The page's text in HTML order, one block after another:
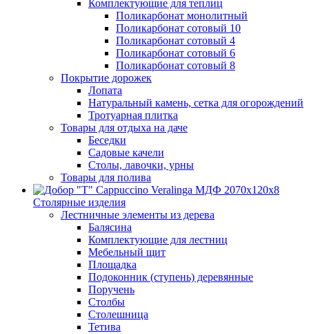
Комплектующие для теплиц
Поликарбонат монолитный
Поликарбонат сотовый 10
Поликарбонат сотовый 4
Поликарбонат сотовый 6
Поликарбонат сотовый 8
Покрытие дорожек
Лопата
Натуральный камень, сетка для огорождений
Тротуарная плитка
Товары для отдыха на даче
Беседки
Садовые качели
Столы, лавочки, урны
Товары для полива
Столярные изделия
Лестничные элементы из дерева
Балясина
Комплектующие для лестниц
Мебельный щит
Площадка
Подоконник (ступень) деревянные
Поручень
Столбы
Столешница
Тетива